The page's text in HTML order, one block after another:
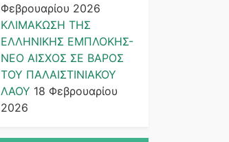
Φεβρουαρίου 2026
ΚΛΙΜΑΚΩΣΗ ΤΗΣ
ΕΛΛΗΝΙΚΗΣ ΕΜΠΛΟΚΗΣ-
ΝΕΟ ΑΙΣΧΟΣ ΣΕ ΒΑΡΟΣ
ΤΟΥ ΠΑΛΑΙΣΤΙΝΙΑΚΟΥ
ΛΑΟΥ 18 Φεβρουαρίου
2026